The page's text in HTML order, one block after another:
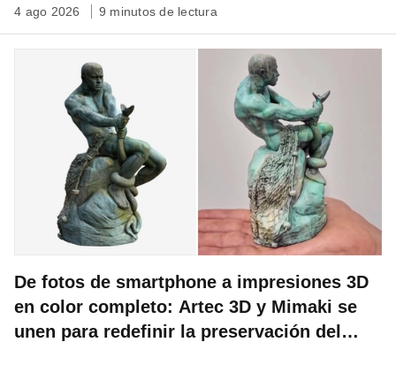
4 ago 2026 9 minutos de lectura
De fotos de smartphone a impresiones 3D
en color completo: Artec 3D y Mimaki se
unen para redefinir la preservación del